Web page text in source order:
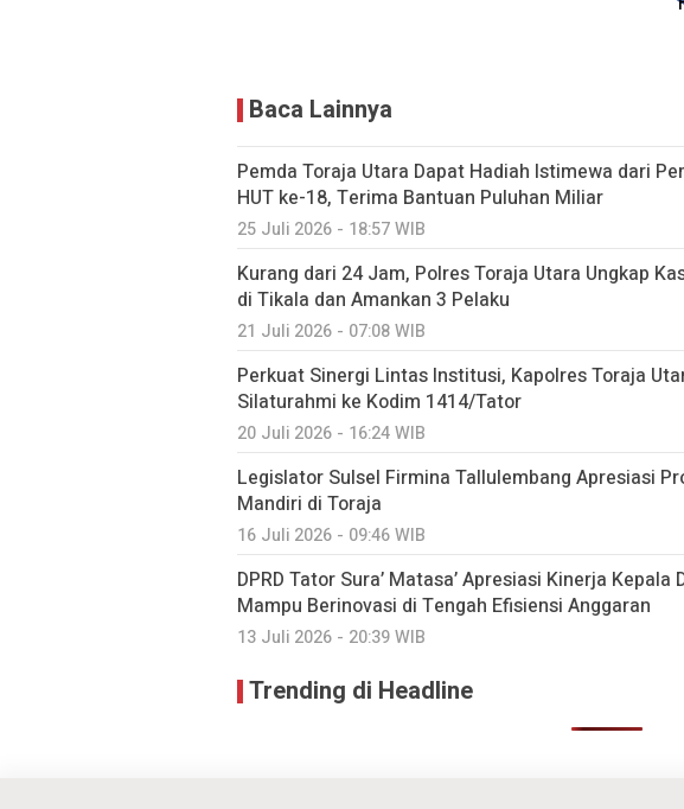
Baca Lainnya
Pemda Toraja Utara Dapat Hadiah Istimewa dari
HUT ke-18, Terima Bantuan Puluhan Miliar
25 Juli 2026 - 18:57 WIB
Kurang dari 24 Jam, Polres Toraja Utara Ungkap
di Tikala dan Amankan 3 Pelaku
21 Juli 2026 - 07:08 WIB
Perkuat Sinergi Lintas Institusi, Kapolres Toraja
Silaturahmi ke Kodim 1414/Tator
20 Juli 2026 - 16:24 WIB
Legislator Sulsel Firmina Tallulembang Apresiasi
Mandiri di Toraja
16 Juli 2026 - 09:46 WIB
DPRD Tator Sura’ Matasa’ Apresiasi Kinerja Kepala
Mampu Berinovasi di Tengah Efisiensi Anggaran
13 Juli 2026 - 20:39 WIB
Trending di Headline